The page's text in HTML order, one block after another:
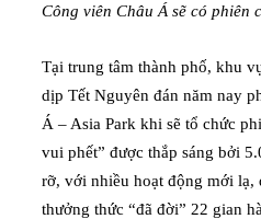
Công viên Châu Á sẽ có phiên
Tại trung tâm thành phố, khu
dịp Tết Nguyên đán năm nay
Á – Asia Park khi sẽ tổ chức
vui phết” được thắp sáng bởi
rỡ, với nhiều hoạt động mới lạ,
thưởng thức “đã đời” 22 gian